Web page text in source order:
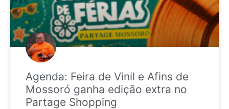
Agenda: Feira de Vinil e Afins de
Mossoró ganha edição extra no
Partage Shopping